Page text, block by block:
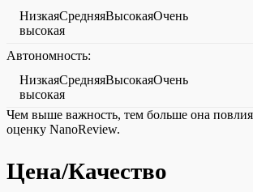
НизкаяСредняяВысокаяОчень
высокая
Автономность:
НизкаяСредняяВысокаяОчень
высокая
Чем выше важность, тем больше она
оценку NanoReview.
Цена/Качество